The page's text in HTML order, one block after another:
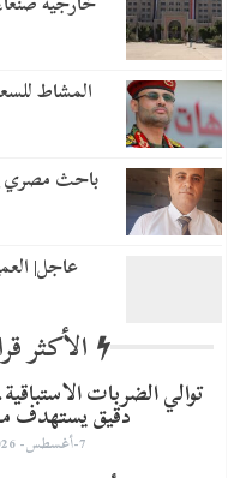
المشاط
باحث مصري
عاجل|
الأكثر
توالي الضربات
دقيق
7-أغسطس- 2026